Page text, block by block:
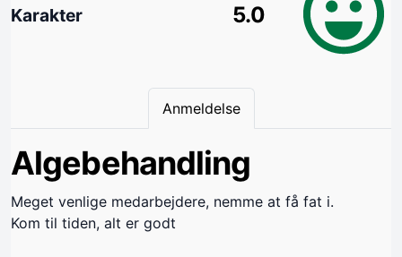
Karakter 5.0
Anmeldelse
Algebehandling
Meget venlige medarbejdere, nemme at få fat i.
Kom til tiden, alt er godt